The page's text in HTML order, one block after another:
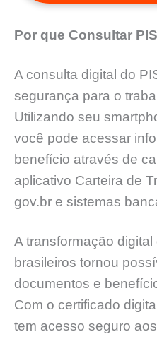
Por que Consultar
A consulta digital do
segurança para o
Utilizando seu
você pode acessar
benefício através de
aplicativo Carteira de
gov.br e sistemas
A transformação
brasileiros tornou
documentos e
Com o certificado
tem acesso seguro